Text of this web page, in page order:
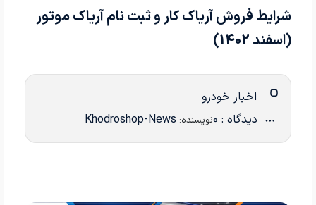
شرایط فروش آریاک کار و ثبت نام آریاک موتور
(اسفند 1402)
اخبار خودرو
دیدگاه : 0 نویسنده: Khodroshop-News